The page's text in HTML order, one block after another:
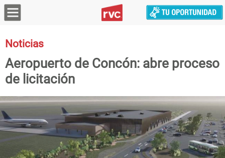
Noticias
Aeropuerto de Concón: abre proceso
de licitación